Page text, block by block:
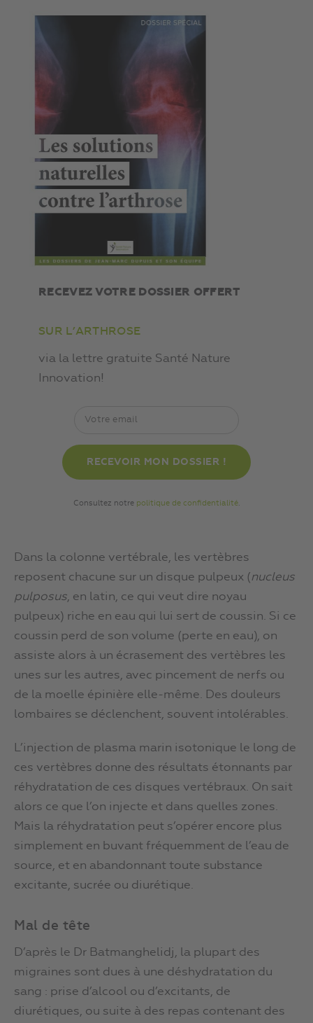
RECEVEZ VOTRE DOSSIER OFFERT
SUR L’ARTHROSE
via la lettre gratuite Santé Nature
Innovation!
Consultez notre politique de confidentialité.
Dans la colonne vertébrale, les vertèbres
reposent chacune sur un disque pulpeux (nucleus
pulposus, en latin, ce qui veut dire noyau
pulpeux) riche en eau qui lui sert de coussin. Si ce
coussin perd de son volume (perte en eau), on
assiste alors à un écrasement des vertèbres les
unes sur les autres, avec pincement de nerfs ou
de la moelle épinière elle-même. Des douleurs
lombaires se déclenchent, souvent intolérables.
L’injection de plasma marin isotonique le long de
ces vertèbres donne des résultats étonnants par
réhydratation de ces disques vertébraux. On sait
alors ce que l’on injecte et dans quelles zones.
Mais la réhydratation peut s’opérer encore plus
simplement en buvant fréquemment de l’eau de
source, et en abandonnant toute substance
excitante, sucrée ou diurétique.
Mal de tête
D’après le Dr Batmanghelidj, la plupart des
migraines sont dues à une déshydratation du
sang : prise d’alcool ou d’excitants, de
diurétiques, ou suite à des repas contenant des